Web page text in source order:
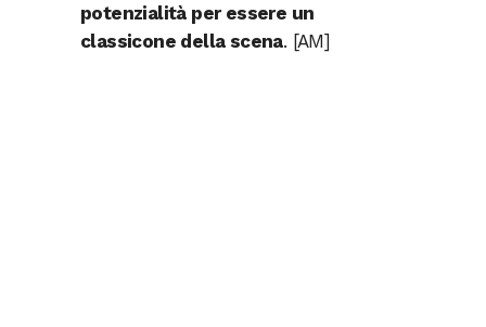
potenzialità per essere un
classicone della scena. [AM]